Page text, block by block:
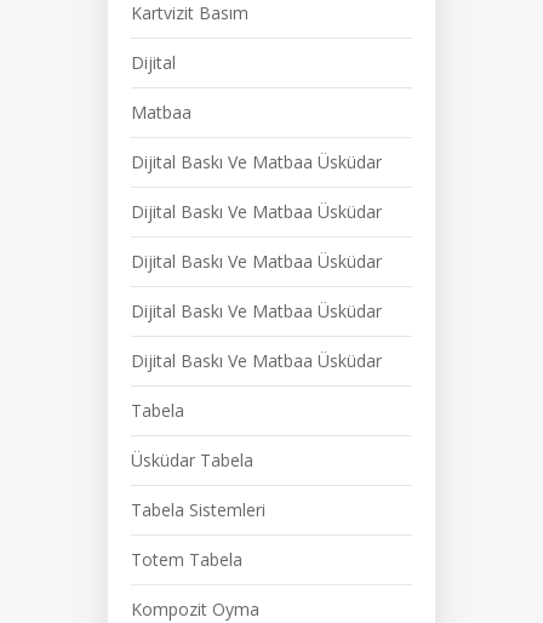
Kartvizit Basım
Dijital
Matbaa
Dijital Baskı Ve Matbaa Üsküdar
Dijital Baskı Ve Matbaa Üsküdar
Dijital Baskı Ve Matbaa Üsküdar
Dijital Baskı Ve Matbaa Üsküdar
Dijital Baskı Ve Matbaa Üsküdar
Tabela
Üsküdar Tabela
Tabela Sistemleri
Totem Tabela
Kompozit Oyma